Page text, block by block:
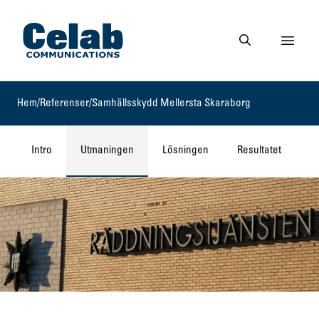
Gå till startsidan
Gå till söksidan
Visa
Hem/Referenser/Samhällsskydd Mellersta Skaraborg
Intro Utmaningen Lösningen Resultatet